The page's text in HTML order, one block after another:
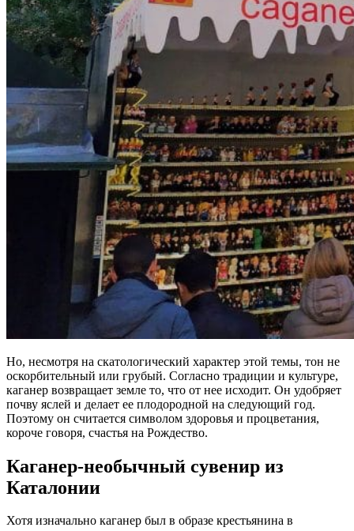
Но, несмотря на скатологический характер этой темы, тон не
оскорбительный или грубый. Согласно традиции и культуре,
каганер возвращает земле то, что от нее исходит. Он удобряет
почву яслей и делает ее плодородной на следующий год.
Поэтому он считается символом здоровья и процветания,
короче говоря, счастья на Рождество.
Каганер-необычный сувенир из
Каталонии
Хотя изначально каганер был в образе крестьянина в